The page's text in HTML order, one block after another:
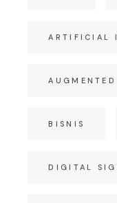
ARTIFICIAL
BISNIS
DIGITAL